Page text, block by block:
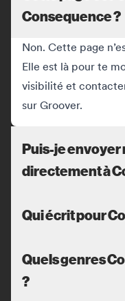
Consequence ?
Non. Cette page
Elle est là pour te
visibilité et
sur Groover.
Puis-je envoyer
directement à
Qui écrit pour
Quels genres
?